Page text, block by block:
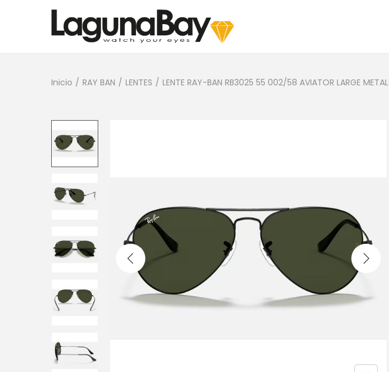
Inicio / RAY BAN / LENTES / LENTE RAY-BAN RB3025 55 002/58 AVIATOR LARGE METAL